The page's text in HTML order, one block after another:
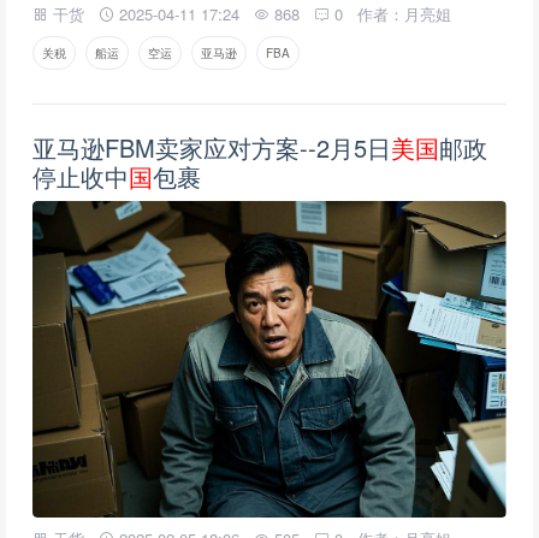
干货 2025-04-11 17:24 868 0 作者：月亮姐
关税 船运 空运 亚马逊 FBA
亚马逊FBM卖家应对方案--2月5日美国邮政
停止收中国包裹